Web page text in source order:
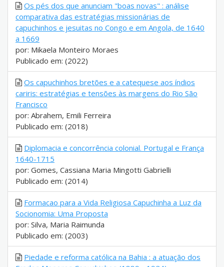
Os pés dos que anunciam "boas novas" : análise
comparativa das estratégias missionárias de
capuchinhos e jesuitas no Congo e em Angola, de 1640
a 1669
por: Mikaela Monteiro Moraes
Publicado em: (2022)
Os capuchinhos bretões e a catequese aos índios
cariris: estratégias e tensões às margens do Rio São
Francisco
por: Abrahem, Emili Ferreira
Publicado em: (2018)
Diplomacia e concorrência colonial. Portugal e França
1640-1715
por: Gomes, Cassiana Maria Mingotti Gabrielli
Publicado em: (2014)
Formacao para a Vida Religiosa Capuchinha a Luz da
Socionomia: Uma Proposta
por: Silva, Maria Raimunda
Publicado em: (2003)
Piedade e reforma católica na Bahia : a atuação dos